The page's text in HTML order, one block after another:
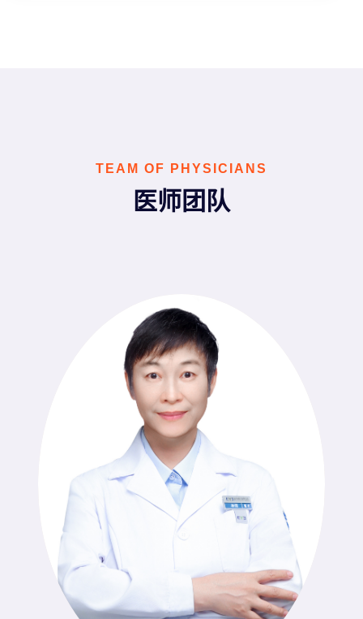
TEAM OF PHYSICIANS
医师团队